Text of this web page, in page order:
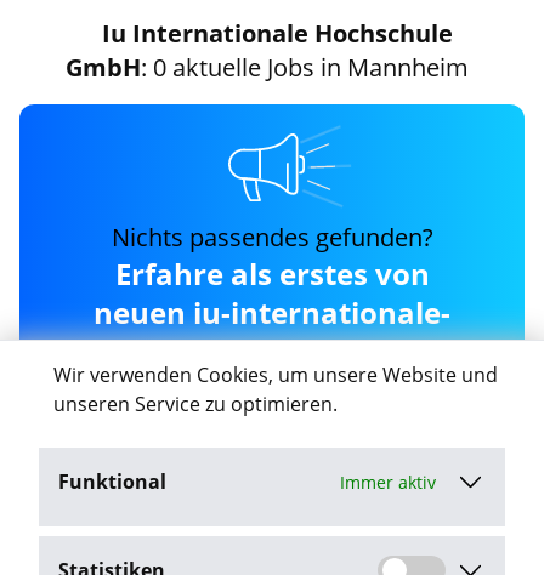
Wir verwenden Cookies, um unsere Website und
unseren Service zu optimieren.
Funktional Immer aktiv
Iu Internationale Hochschule
GmbH: 0 aktuelle Jobs in Mannheim
Nichts passendes gefunden?
Erfahre als erstes von
neuen iu-internationale-
hochschule-gmbh Jobs in
Mannheim